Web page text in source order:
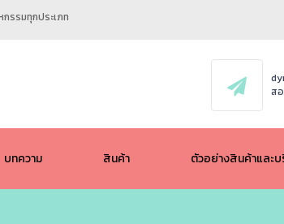
รรมทุกประเภท
ส
บทความ สินค้า ตัวอย่างสินค้าและบ